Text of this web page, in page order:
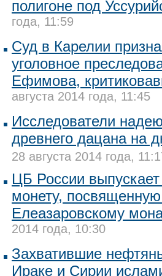
полигоне под
года, 11:59
Суд в Карелии
уголовное
Ефимова,
августа 2014 года, 11:45
Исследователи
древнего дацана на
28 августа 2014 года,
ЦБ России
монету,
Елеазаровскому
2014 года, 10:30
Захватившие
Ираке и Сирии